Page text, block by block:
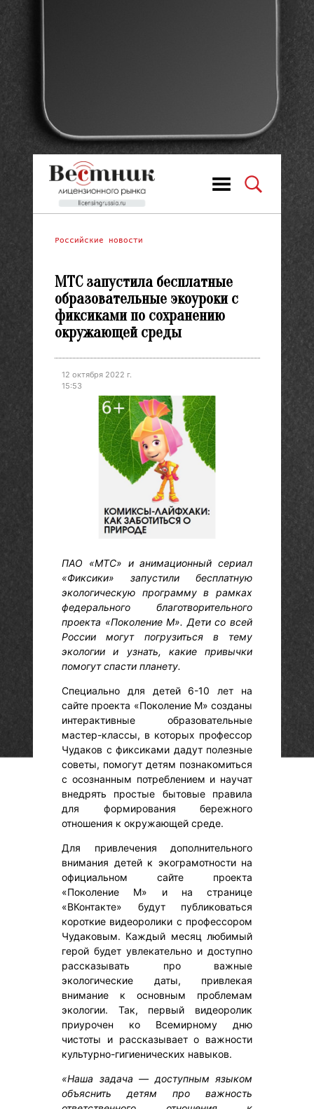
Российские новости
МТС запустила бесплатные
образовательные экоуроки с
фиксиками по сохранению
окружающей среды
12 октября 2022 г.
15:53
ПАО «МТС» и анимационный сериал
«Фиксики» запустили бесплатную
экологическую программу в рамках
федерального благотворительного
проекта «Поколение М». Дети со всей
России могут погрузиться в тему
экологии и узнать, какие привычки
помогут спасти планету.
Специально для детей 6-10 лет на
сайте проекта «Поколение М» созданы
интерактивные образовательные
мастер-классы, в которых профессор
Чудаков с фиксиками дадут полезные
советы, помогут детям познакомиться
с осознанным потреблением и научат
внедрять простые бытовые правила
для формирования бережного
отношения к окружающей среде.
Для привлечения дополнительного
внимания детей к экограмотности на
официальном сайте проекта
«Поколение М» и на странице
«ВКонтакте» будут публиковаться
короткие видеоролики с профессором
Чудаковым. Каждый месяц любимый
герой будет увлекательно и доступно
рассказывать про важные
экологические даты, привлекая
внимание к основным проблемам
экологии. Так, первый видеоролик
приурочен ко Всемирному дню
чистоты и рассказывает о важности
культурно-гигиенических навыков.
«Наша задача — доступным языком
объяснить детям про важность